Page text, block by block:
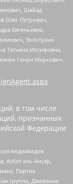
Шабад
Олег Петрович,
Евгеньевна,
Золотухин
Татьяна Иосифовна,
Генри Маркович,
в том числе
признанных
Федерации
моджахедов
Асбат аль-Ансар,
Партия
группа, Движение